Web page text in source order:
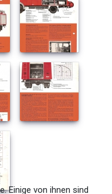
Einige von ihnen sind